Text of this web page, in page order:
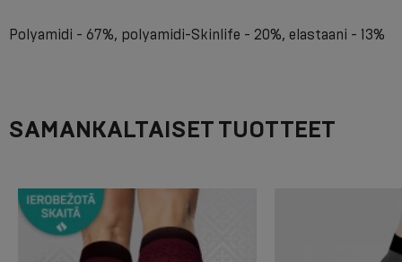
Polyamidi - 67%, polyamidi-Skinlife - 20%, elastaani - 13%
SAMANKALTAISET TUOTTEET